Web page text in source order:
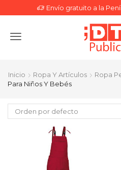
Envío gratuito a la
Menu
Inicio Ropa Y Artículos
Ropa
Para Niños Y Bebés